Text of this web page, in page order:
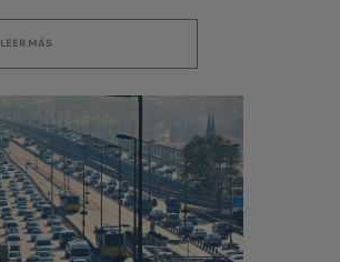
LEER MÁS